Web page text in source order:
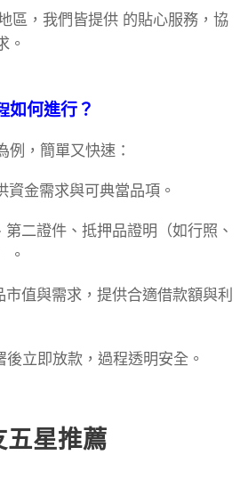
區，我們皆提供 的貼心服務，協
。
如何進行 ？
例，簡單又快速：
資金需求與可典當品項。
二證件、抵押品證明（如行照、
。
值與需求，提供合適借款額與利
立即放款，過程透明安全。
星推薦